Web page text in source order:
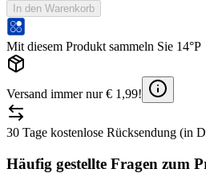
In den Warenkorb
Mit diesem Produkt sammeln Sie 14°P
Versand immer nur € 1,99!
30 Tage kostenlose Rücksendung (in
Häufig gestellte Fragen zum